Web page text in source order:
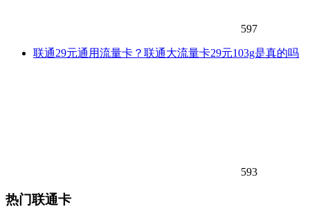
597
联通29元通用流量卡？联通大流量卡29元103g是真的吗
593
热门联通卡